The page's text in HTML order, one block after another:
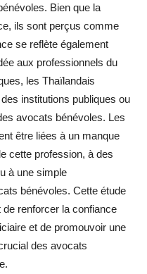
Bien que la
ils sont perçus comme
se reflète également
aux professionnels du
les Thaïlandais
institutions publiques ou
avocats bénévoles. Les
être liées à un manque
cette profession, à des
à une simple
bénévoles. Cette étude
renforcer la confiance
et de promouvoir une
des avocats